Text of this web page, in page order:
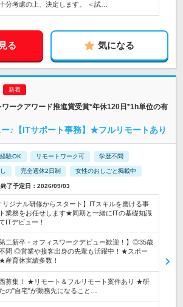
分考慮の上、決定します。 ＜試…
る 気になる
ークアワード推進賞受賞*年休120日*1h単位の有
♪【ITサポート事務】★フルリモートあり
験OK リモートワーク可 学歴不問
完全週休2日制 女性のおしごと掲載中
了予定日：2026/09/03
リジナル研修からスタート】ITスキルを磨ける事
業務をお任せします★同期と一緒にITの基礎知識
ITデビュー！
第二新卒・オフィスワークデビュー歓迎！】◎35歳
問 ◎営業や接客出身の先輩も活躍中！★スポー
産育休実績多数！
募集！ ★リモート＆フルリモート案件あり ★研
の"自宅"が勤務先になること…